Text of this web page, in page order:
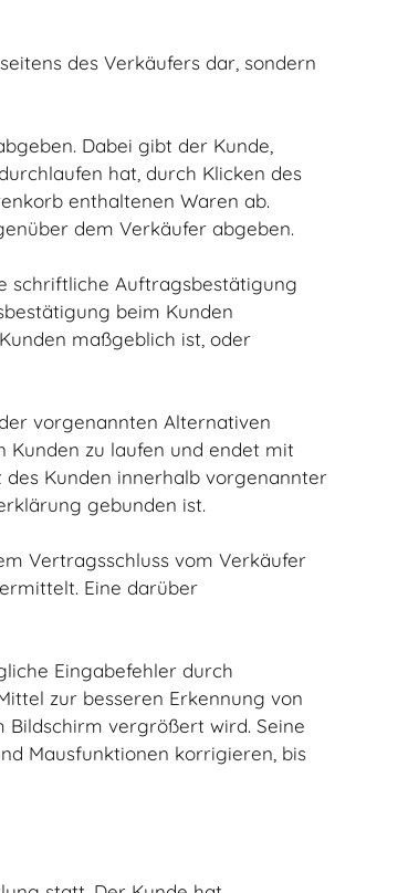
des Verkäufers dar, sondern
Dabei gibt der Kunde,
hat, durch Klicken des
enthaltenen Waren ab.
dem Verkäufer abgeben.
schriftliche Auftragsbestätigung
beim Kunden
maßgeblich ist, oder
vorgenannten Alternativen
Kunden zu laufen und endet mit
Kunden innerhalb vorgenannter
gebunden ist.
Vertragsschluss vom Verkäufer
Eine darüber
Eingabefehler durch
zur besseren Erkennung von
Bildschirm vergrößert wird. Seine
Mausfunktionen korrigieren, bis